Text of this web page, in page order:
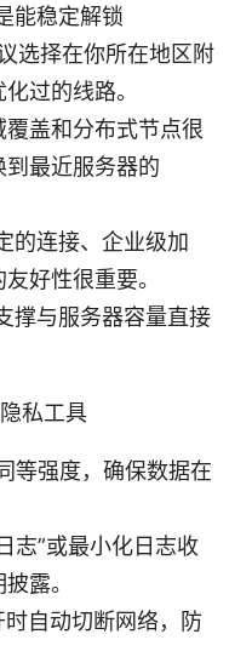
能稳定解锁
选择在你所在地区附
过的线路。
盖和分布式节点很
最近服务器的
的连接、企业级加
好性很重要。
撑与服务器容量直接
私工具
等强度，确保数据在
志”或最小化日志收
露。
自动切断网络，防